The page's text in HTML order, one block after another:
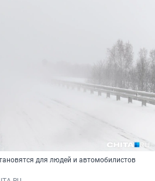
для людей и автомобилистов